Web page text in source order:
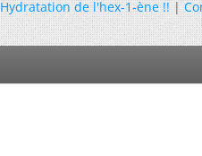
Hydratation de l'hex-1-ène !!|